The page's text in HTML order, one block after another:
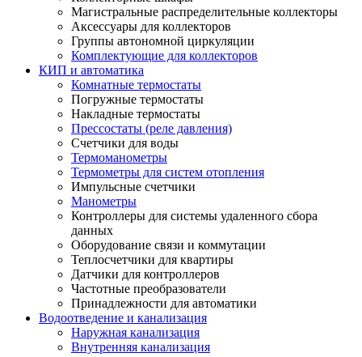
Магистральные распределительные коллекторы
Аксессуары для коллекторов
Группы автономной циркуляции
Комплектующие для коллекторов
КИП и автоматика
Комнатные термостаты
Погружные термостаты
Накладные термостаты
Прессостаты (реле давления)
Счетчики для воды
Термоманометры
Термометры для систем отопления
Импульсные счетчики
Манометры
Контроллеры для системы удаленного сбора
данных
Оборудование связи и коммутации
Теплосчетчики для квартиры
Датчики для контроллеров
Частотные преобразователи
Принадлежности для автоматики
Водоотведение и канализация
Наружная канализация
Внутренняя канализация